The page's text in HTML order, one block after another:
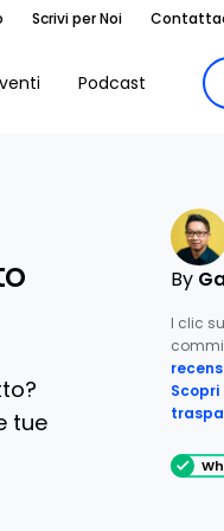
Scrivi per Noi
Podcast
tue
By
I clic
Scopri